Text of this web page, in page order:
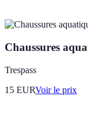
Chaussures
Trespass
15 EURVoir le prix